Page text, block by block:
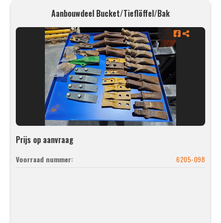
Aanbouwdeel Bucket/Tieflöffel/Bak
Prijs op aanvraag
Voorraad nummer: 6205-098